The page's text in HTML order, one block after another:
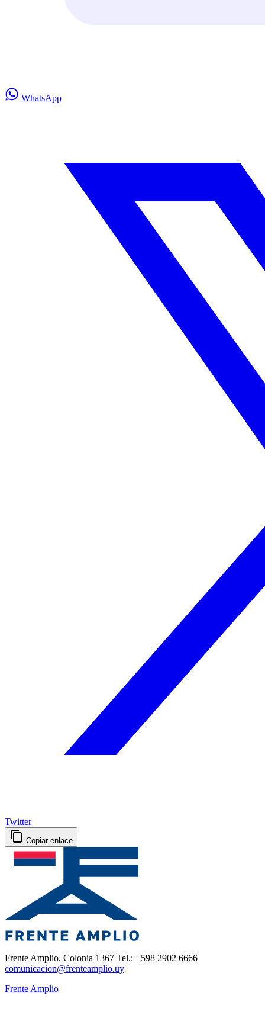
WhatsApp
Twitter
Copiar enlace
Frente Amplio, Colonia 1367 Tel.: +598 2902 6666
comunicacion@frenteamplio.uy
Frente Amplio